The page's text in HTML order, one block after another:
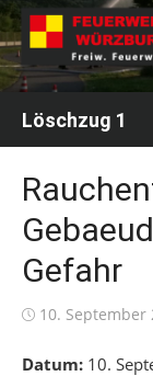
Skip
to
content
Löschzug 1
Gefahr
Posted
10. September
Datum: 10.